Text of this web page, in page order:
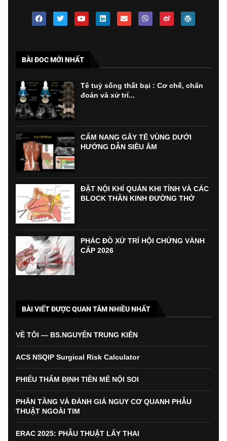
BÀI ĐOC MỚI NHẤT
Tê tuỷ sống thất bại : Cơ chế, chẩn
đoán và xử trí...
CẨM NANG GÂY TÊ VÙNG DƯỚI
HƯỚNG DẪN SIÊU ÂM
ĐẶT NỘI KHÍ QUẢN KHI TỈNH VÀ CÁC
BLOCK THẦN KINH ĐƯỜNG THỞ
PHÁC ĐỒ XỬ TRÍ HỘI CHỨNG VÀNH
CẤP 2026
BÀI VIẾT ĐƯỢC QUAN TÂM NHIỀU NHẤT
VỀ TÔI — BS.NGUYỄN TRUNG KIÊN
ACS NSQIP Surgical Risk Calculator
PHIẾU THẨM ĐỊNH TIỀN MÊ NỘI SOI
PHÂN TẦNG VÀ ĐÁNH GIÁ NGUY CƠ QUANH PHẪU
THUẬT NGOÀI TIM
ERAC 2025: PHẪU THUẬT LẤY THAI